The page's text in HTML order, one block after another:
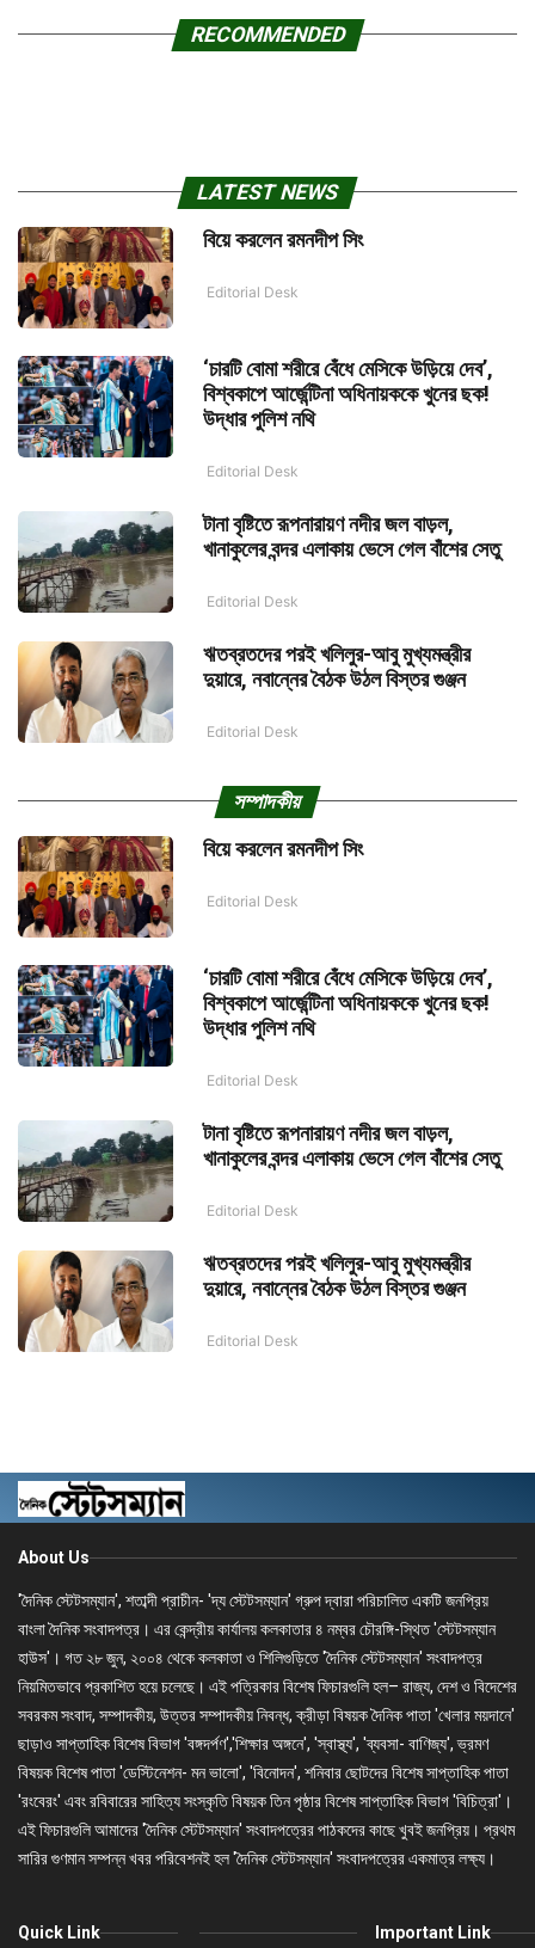
RECOMMENDED
LATEST NEWS
বিয়ে করলেন রমনদীপ সিং
Editorial Desk
‘চারটি বোমা শরীরে বেঁধে মেসিকে উড়িয়ে দেব’,
বিশ্বকাপে আর্জেন্টিনা অধিনায়ককে খুনের ছক!
উদ্ধার পুলিশ নথি
Editorial Desk
টানা বৃষ্টিতে রূপনারায়ণ নদীর জল বাড়ল,
খানাকুলের বন্দর এলাকায় ভেসে গেল বাঁশের সেতু
Editorial Desk
ঋতব্রতদের পরই খলিলুর-আবু মুখ্যমন্ত্রীর
দুয়ারে, নবান্নের বৈঠক উঠল বিস্তর গুঞ্জন
Editorial Desk
সম্পাদকীয়
বিয়ে করলেন রমনদীপ সিং
Editorial Desk
‘চারটি বোমা শরীরে বেঁধে মেসিকে উড়িয়ে দেব’,
বিশ্বকাপে আর্জেন্টিনা অধিনায়ককে খুনের ছক!
উদ্ধার পুলিশ নথি
Editorial Desk
টানা বৃষ্টিতে রূপনারায়ণ নদীর জল বাড়ল,
খানাকুলের বন্দর এলাকায় ভেসে গেল বাঁশের সেতু
Editorial Desk
ঋতব্রতদের পরই খলিলুর-আবু মুখ্যমন্ত্রীর
দুয়ারে, নবান্নের বৈঠক উঠল বিস্তর গুঞ্জন
Editorial Desk
About Us
'দৈনিক স্টেটসম্যান', শতাব্দী প্রাচীন- 'দ্য স্টেটসম্যান' গ্রুপ দ্বারা পরিচালিত একটি জনপ্রিয়
বাংলা দৈনিক সংবাদপত্র। এর কেন্দ্রীয় কার্যালয় কলকাতার ৪ নম্বর চৌরঙ্গি-স্থিত 'স্টেটসম্যান
হাউস'। গত ২৮ জুন, ২০০৪ থেকে কলকাতা ও শিলিগুড়িতে 'দৈনিক স্টেটসম্যান' সংবাদপত্র
নিয়মিতভাবে প্রকাশিত হয়ে চলেছে। এই পত্রিকার বিশেষ ফিচারগুলি হল– রাজ্য, দেশ ও বিদেশের
সবরকম সংবাদ, সম্পাদকীয়, উত্তর সম্পাদকীয় নিবন্ধ, ক্রীড়া বিষয়ক দৈনিক পাতা 'খেলার ময়দানে'
ছাড়াও সাপ্তাহিক বিশেষ বিভাগ 'বঙ্গদর্পণ','শিক্ষার অঙ্গনে', 'স্বাস্থ্য', 'ব্যবসা- বাণিজ্য', ভ্রমণ
বিষয়ক বিশেষ পাতা 'ডেস্টিনেশন- মন ভালো', 'বিনোদন', শনিবার ছোটদের বিশেষ সাপ্তাহিক পাতা
'রংবেরং' এবং রবিবারের সাহিত্য সংস্কৃতি বিষয়ক তিন পৃষ্ঠার বিশেষ সাপ্তাহিক বিভাগ 'বিচিত্রা'।
এই ফিচারগুলি আমাদের 'দৈনিক স্টেটসম্যান' সংবাদপত্রের পাঠকদের কাছে খুবই জনপ্রিয়। প্রথম
সারির গুণমান সম্পন্ন খবর পরিবেশনই হল 'দৈনিক স্টেটসম্যান' সংবাদপত্রের একমাত্র লক্ষ্য।
Quick Link Important Link